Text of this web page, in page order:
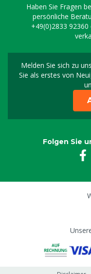
Haben Sie Fragen
persönliche
+49(0)2833 92360
Melden Sie sich zu
Sie als erstes von
Folgen Sie